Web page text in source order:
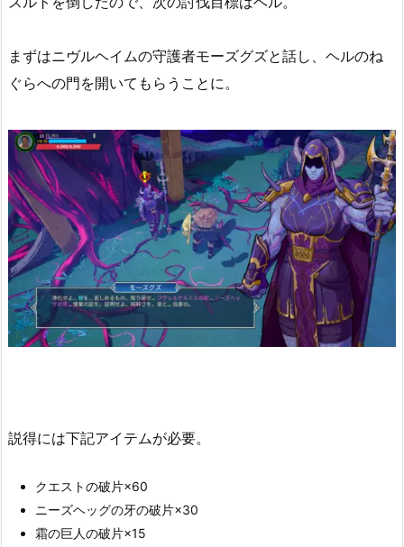
まずはニヴルヘイムの守護者モーズグズと話し、ヘルのね
ぐらへの門を開いてもらうことに。
説得には下記アイテムが必要。
クエストの破片×60
ニーズヘッグの牙の破片×30
霜の巨人の破片×15